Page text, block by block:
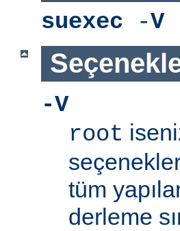
suexec -V
-V
root
tüm
derleme